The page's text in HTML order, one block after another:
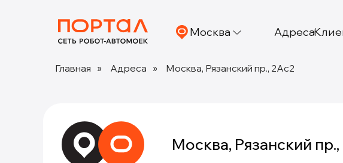
Москва Адреса
Главная » Адреса » Москва, Рязанский пр., 2Ас2
Москва, Рязанский